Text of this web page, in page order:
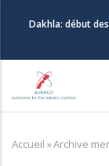
principal
Dakhla: début
Fil
Accueil »Archive